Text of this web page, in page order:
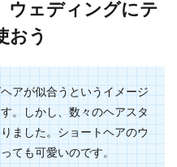
おすすめを紹介
ジャケットを着て行くなら、どん
いいのか悩む人も多いのではない
ウェディングにテ
おう
アが似合うというイメージ
。しかし、数々のヘアスタ
ました。ショートヘアのウ
ても可愛いのです。